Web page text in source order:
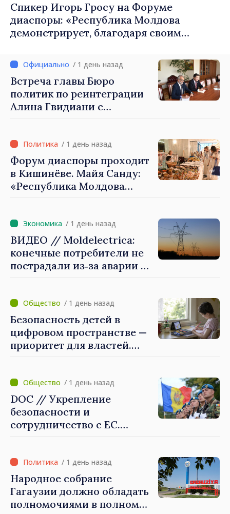
Спикер Игорь Гросу на Форуме
диаспоры: «Республика Молдова
демонстрирует, благодаря своим
заслуживает стать частью большой
европейской семьи»
/ 1 день назад
Встреча главы Бюро
политик по реинтеграции
Алина Гвидиани с
Красного Креста в
Молдове
/ 1 день назад
Форум диаспоры проходит
в Кишинёве. Майя Санду:
«Республика Молдова
диаспора может сыграть
важную роль в
продвижении и поддержке
этого пути»
/ 1 день назад
ВИДЕО // Moldelectrica:
конечные потребители не
пострадали из‑за аварии на
выполнены в
приоритетном режиме
/ 1 день назад
Безопасность детей в
цифровом пространстве —
приоритет для властей.
которые будут их
защищать»
/ 1 день назад
DOC // Укрепление
безопасности и
сотрудничество с ЕС.
обороны на 2024–2034 годы
опубликована в Monitorul
Oficial
/ 1 день назад
Народное собрание
Гагаузии должно обладать
полномочиями в полном